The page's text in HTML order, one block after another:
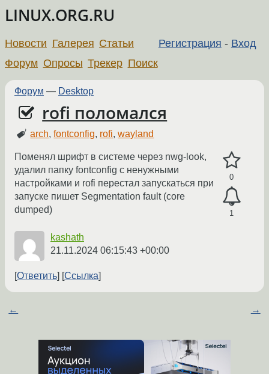
LINUX.ORG.RU
Регистрация - Вход
Новости Галерея Статьи
Форум Опросы Трекер Поиск
Форум — Desktop
rofi поломался
arch,fontconfig, rofi,wayland
0
1
Поменял шрифт в системе через nwg-look,
удалил папку fontconfig с ненужными
настройками и rofi перестал запускаться при
запуске пишет Segmentation fault (core
dumped)
kashath
21.11.2024 06:15:43 +00:00
Ответить Ссылка
← →